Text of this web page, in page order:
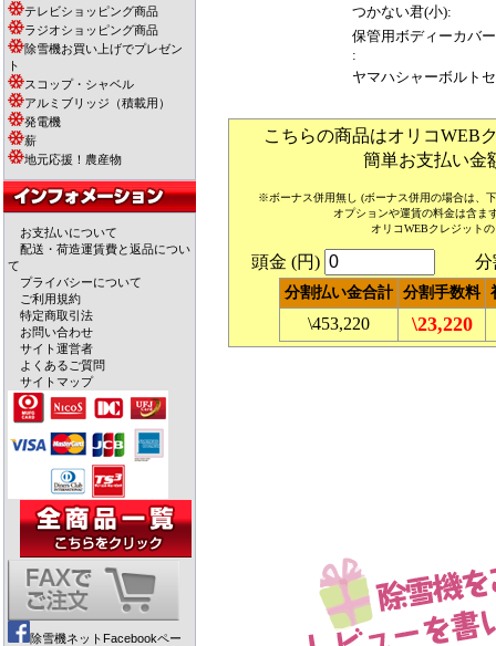
テレビショッピング商品
ラジオショッピング商品
除雪機お買い上げでプレゼン
ト
スコップ・シャベル
アルミブリッジ（積載用）
発電機
薪
地元応援！農産物
お支払いについて
配送・荷造運賃費と返品につい
て
プライバシーについて
ご利用規約
特定商取引法
お問い合わせ
サイト運営者
よくあるご質問
サイトマップ
除雪機ネットFacebookペー
つかない君(小):
保管用ボディーカバー
:
ヤマハシャーボルト
こちらの商品はオリコWEB
簡単お支払い金
※ボーナス併用無し (ボーナス併用の場合は、
オプションや運賃の料金は含ま
オリコWEBクレジット
頭金 (円) 分割
分割払い金合計 分割手数料
\453,220 \23,220